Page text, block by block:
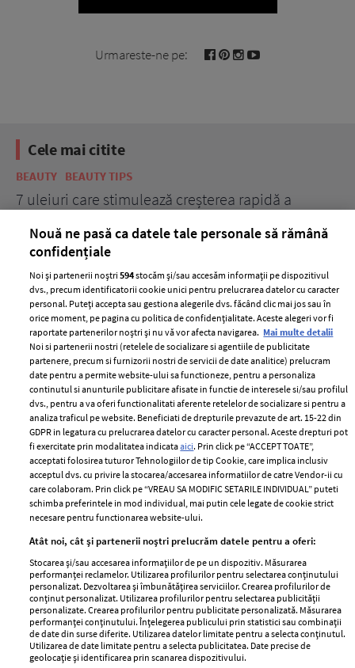
Urmareste-ne pe:
Cele mai citite
BEAUTY BEAUTY TIPS
7 uleiuri care stimulează creșterea rapidă a
ELLE Style Awards
2024
Despre ELLE
Romania
Contact
Abonamente
Termeni si conditii
Politica de
confidențialitate
Politica de cookies
Publicitate
GSP
Unica
Baby
Retete
femei
Viva
Avantaje
Retete practice
Pariază responsabil! Decizia ONJN nr. 821/25.09.2025.
Nouă ne pasă ca datele tale personale să rămână
confidențiale
Noi și partenerii noștri594stocăm și/sau accesăm informații pe dispozitivul
dvs., precum identificatorii cookie unici pentru prelucrarea datelor cu caracter
personal. Puteți accepta sau gestiona alegerile dvs. făcând clic mai jos sau în
orice moment, pe pagina cu politica de confidențialitate. Aceste alegeri vor fi
raportate partenerilor noștri și nu vă vor afecta navigarea. Mai multe detalii
Noi si partenerii nostri (retelele de socializare si agentiile de publicitate
partenere, precum si furnizorii nostri de servicii de date analitice) prelucram
date pentru a permite website-ului sa functioneze, pentru a personaliza
continutul si anunturile publicitare afisate in functie de interesele si/sau profilul
dvs., pentru a va oferi functionalitati aferente retelelor de socializare si pentru a
analiza traficul pe website. Beneficiati de drepturile prevazute de art. 15-22 din
GDPR in legatura cu prelucrarea datelor cu caracter personal. Aceste drepturi pot
fi exercitate prin modalitatea indicataaici. Prin click pe “ACCEPT TOATE”,
acceptati folosirea tuturor Tehnologiilor de tip Cookie, care implica inclusiv
acceptul dvs. cu privire la stocarea/accesarea informatiilor de catre Vendor-ii cu
care colaboram. Prin click pe “VREAU SA MODIFIC SETARILE INDIVIDUAL” puteti
schimba preferintele in mod individual, mai putin cele legate de cookie strict
necesare pentru functionarea website-ului.
Atât noi, cât și partenerii noștri prelucrăm datele pentru a oferi:
Stocarea și/sau accesarea informațiilor de pe un dispozitiv. Măsurarea
performanței reclamelor. Utilizarea profilurilor pentru selectarea conținutului
personalizat. Dezvoltarea și îmbunătățirea serviciilor. Crearea profilurilor de
conținut personalizat. Utilizarea profilurilor pentru selectarea publicității
personalizate. Crearea profilurilor pentru publicitate personalizată. Măsurarea
performanței conținutului. Înțelegerea publicului prin statistici sau combinații
de date din surse diferite. Utilizarea datelor limitate pentru a selecta conținutul.
Utilizarea de date limitate pentru a selecta publicitatea. Date precise de
geolocație și identificarea prin scanarea dispozitivului.